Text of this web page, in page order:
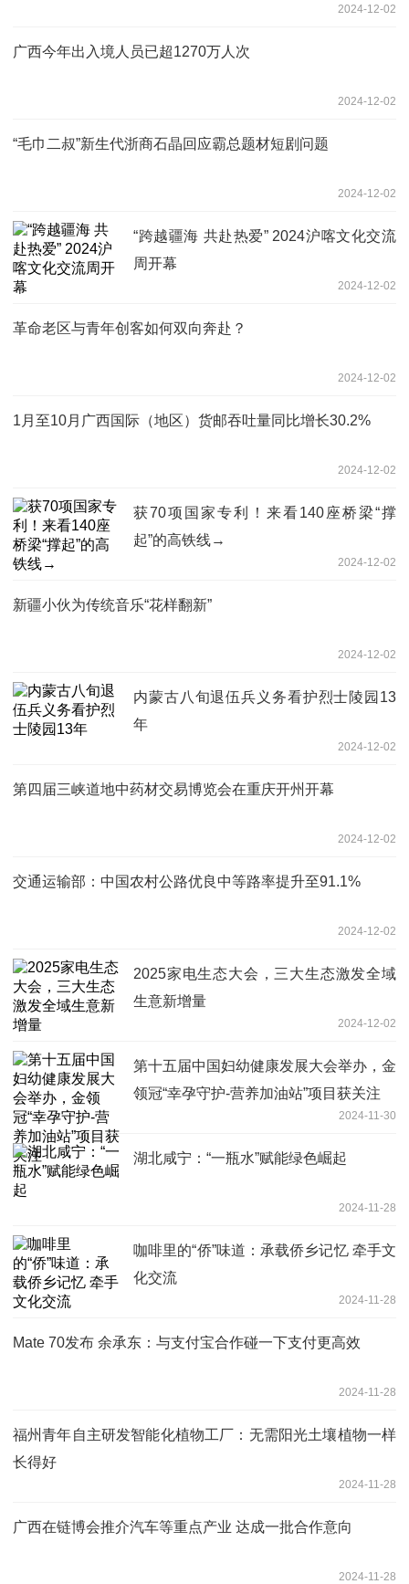
2024-12-02
广西今年出入境人员已超1270万人次
2024-12-02
“毛巾二叔”新生代浙商石晶回应霸总题材短剧问题
2024-12-02
“跨越疆海 共赴热爱” 2024沪喀文化交流
周开幕
2024-12-02
革命老区与青年创客如何双向奔赴？
2024-12-02
1月至10月广西国际（地区）货邮吞吐量同比增长30.2%
2024-12-02
获70项国家专利！来看140座桥梁“撑
起”的高铁线→
2024-12-02
新疆小伙为传统音乐“花样翻新”
2024-12-02
内蒙古八旬退伍兵义务看护烈士陵园13
年
2024-12-02
第四届三峡道地中药材交易博览会在重庆开州开幕
2024-12-02
交通运输部：中国农村公路优良中等路率提升至91.1%
2024-12-02
2025家电生态大会，三大生态激发全域
生意新增量
2024-12-02
第十五届中国妇幼健康发展大会举办，金
领冠“幸孕守护-营养加油站”项目获关注
2024-11-30
湖北咸宁：“一瓶水”赋能绿色崛起
2024-11-28
咖啡里的“侨”味道：承载侨乡记忆 牵手文
化交流
2024-11-28
Mate 70发布 余承东：与支付宝合作碰一下支付更高效
2024-11-28
福州青年自主研发智能化植物工厂：无需阳光土壤植物一样
长得好
2024-11-28
广西在链博会推介汽车等重点产业 达成一批合作意向
2024-11-28